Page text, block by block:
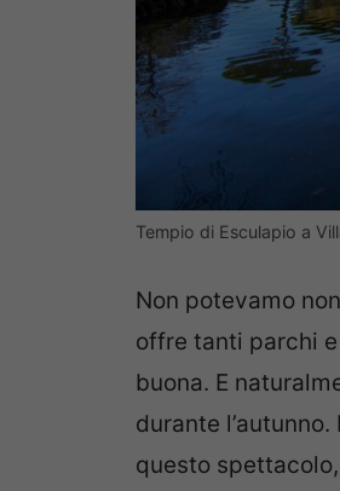
Tempio di Esculapio a
Non potevamo
offre tanti parchi
buona. E
durante
questo